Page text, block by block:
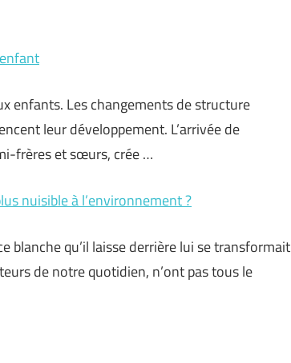
enfants. Les changements de structure
leur développement. L’arrivée de
frères et sœurs, crée …
nuisible à l’environnement ?
blanche qu’il laisse derrière lui se transformait
de notre quotidien, n’ont pas tous le